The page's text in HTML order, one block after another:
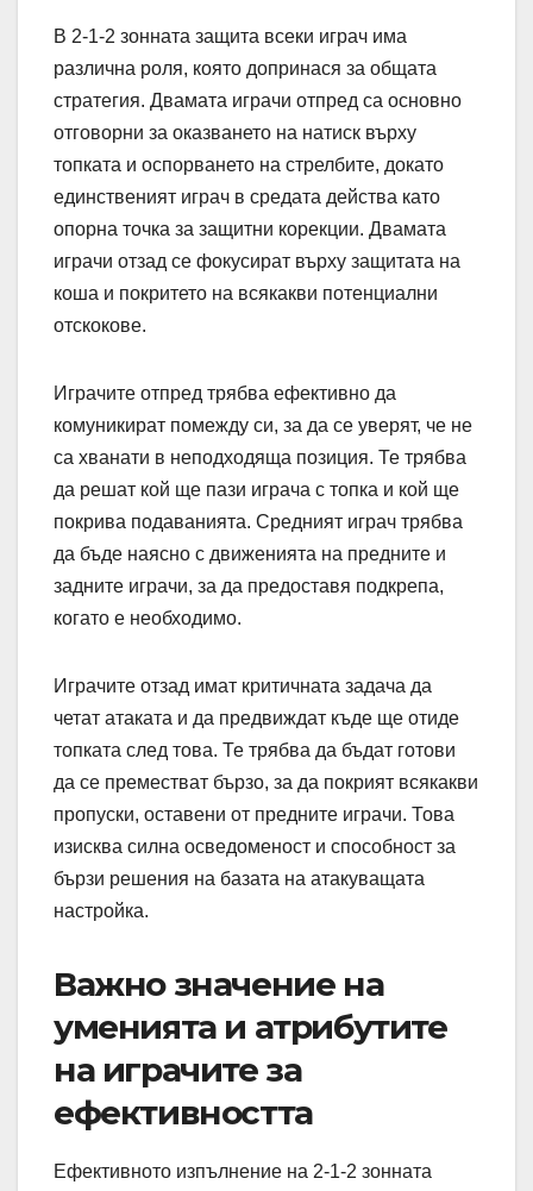
В 2-1-2 зонната защита всеки играч има
различна роля, която допринася за общата
стратегия. Двамата играчи отпред са основно
отговорни за оказването на натиск върху
топката и оспорването на стрелбите, докато
единственият играч в средата действа като
опорна точка за защитни корекции. Двамата
играчи отзад се фокусират върху защитата на
коша и покритето на всякакви потенциални
отскокове.
Играчите отпред трябва ефективно да
комуникират помежду си, за да се уверят, че не
са хванати в неподходяща позиция. Те трябва
да решат кой ще пази играча с топка и кой ще
покрива подаванията. Средният играч трябва
да бъде наясно с движенията на предните и
задните играчи, за да предоставя подкрепа,
когато е необходимо.
Играчите отзад имат критичната задача да
четат атаката и да предвиждат къде ще отиде
топката след това. Те трябва да бъдат готови
да се преместват бързо, за да покрият всякакви
пропуски, оставени от предните играчи. Това
изисква силна осведоменост и способност за
бързи решения на базата на атакуващата
настройка.
Важно значение на
уменията и атрибутите
на играчите за
ефективността
Ефективното изпълнение на 2-1-2 зонната